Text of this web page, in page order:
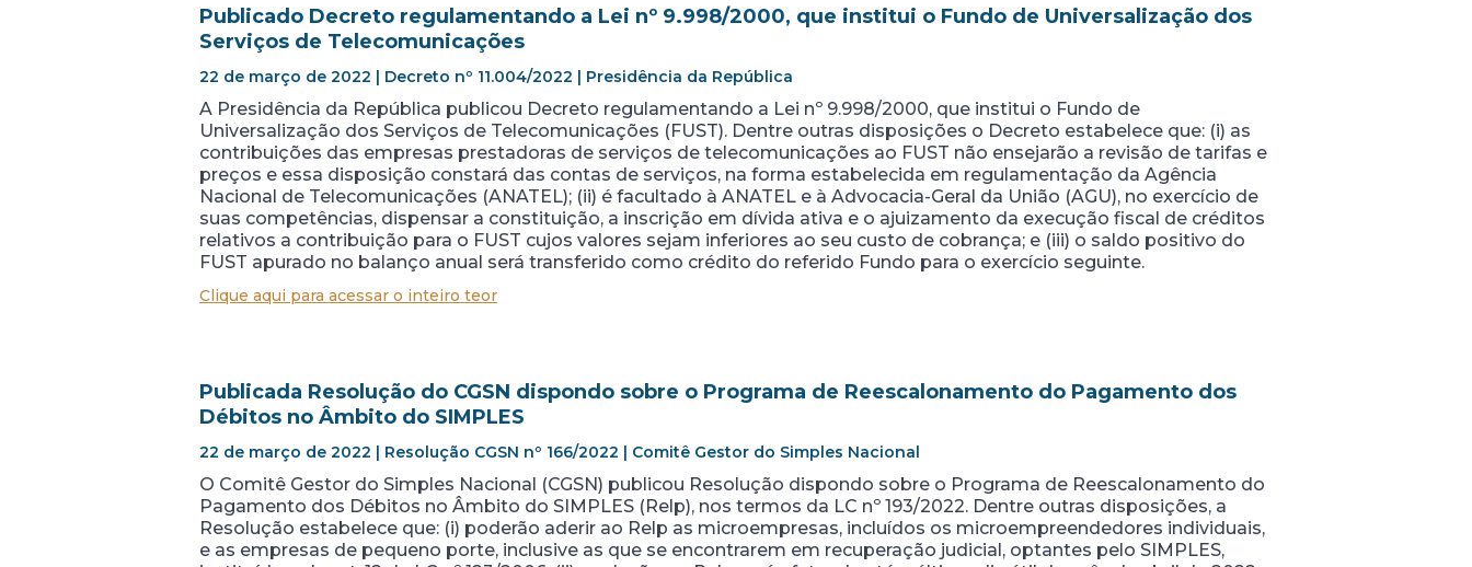
Publicado Decreto regulamentando a Lei nº 9.998/2000, que institui o Fundo de Universalização dos
Serviços de Telecomunicações
22 de março de 2022 | Decreto nº 11.004/2022 | Presidência da República
A Presidência da República publicou Decreto regulamentando a Lei nº 9.998/2000, que institui o Fundo de
Universalização dos Serviços de Telecomunicações (FUST). Dentre outras disposições o Decreto estabelece que: (i) as
contribuições das empresas prestadoras de serviços de telecomunicações ao FUST não ensejarão a revisão de tarifas e
preços e essa disposição constará das contas de serviços, na forma estabelecida em regulamentação da Agência
Nacional de Telecomunicações (ANATEL); (ii) é facultado à ANATEL e à Advocacia-Geral da União (AGU), no exercício de
suas competências, dispensar a constituição, a inscrição em dívida ativa e o ajuizamento da execução fiscal de créditos
relativos a contribuição para o FUST cujos valores sejam inferiores ao seu custo de cobrança; e (iii) o saldo positivo do
FUST apurado no balanço anual será transferido como crédito do referido Fundo para o exercício seguinte.
Clique aqui para acessar o inteiro teor
Publicada Resolução do CGSN dispondo sobre o Programa de Reescalonamento do Pagamento dos
Débitos no Âmbito do SIMPLES
22 de março de 2022 | Resolução CGSN nº 166/2022 | Comitê Gestor do Simples Nacional
O Comitê Gestor do Simples Nacional (CGSN) publicou Resolução dispondo sobre o Programa de Reescalonamento do
Pagamento dos Débitos no Âmbito do SIMPLES (Relp), nos termos da LC nº 193/2022. Dentre outras disposições, a
Resolução estabelece que: (i) poderão aderir ao Relp as microempresas, incluídos os microempreendedores individuais,
e as empresas de pequeno porte, inclusive as que se encontrarem em recuperação judicial, optantes pelo SIMPLES,